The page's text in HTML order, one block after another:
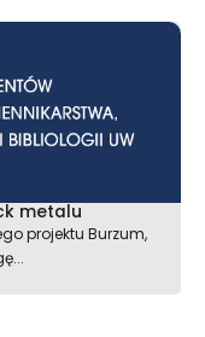
metalu
projektu Burzum,